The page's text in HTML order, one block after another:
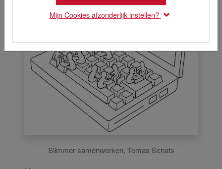
Slimmer samenwerken, Tomas Schats
Mijn Cookies afzonderlijk instellen?